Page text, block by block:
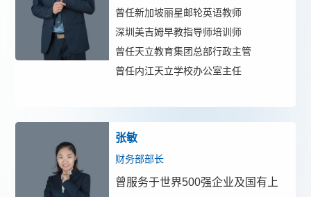
曾任新加坡丽星邮轮英语教师
深圳美吉姆早教指导师培训师
曾任天立教育集团总部行政主管
曾任内江天立学校办公室主任
张敏
财务部部长
曾服务于世界500强企业及国有上